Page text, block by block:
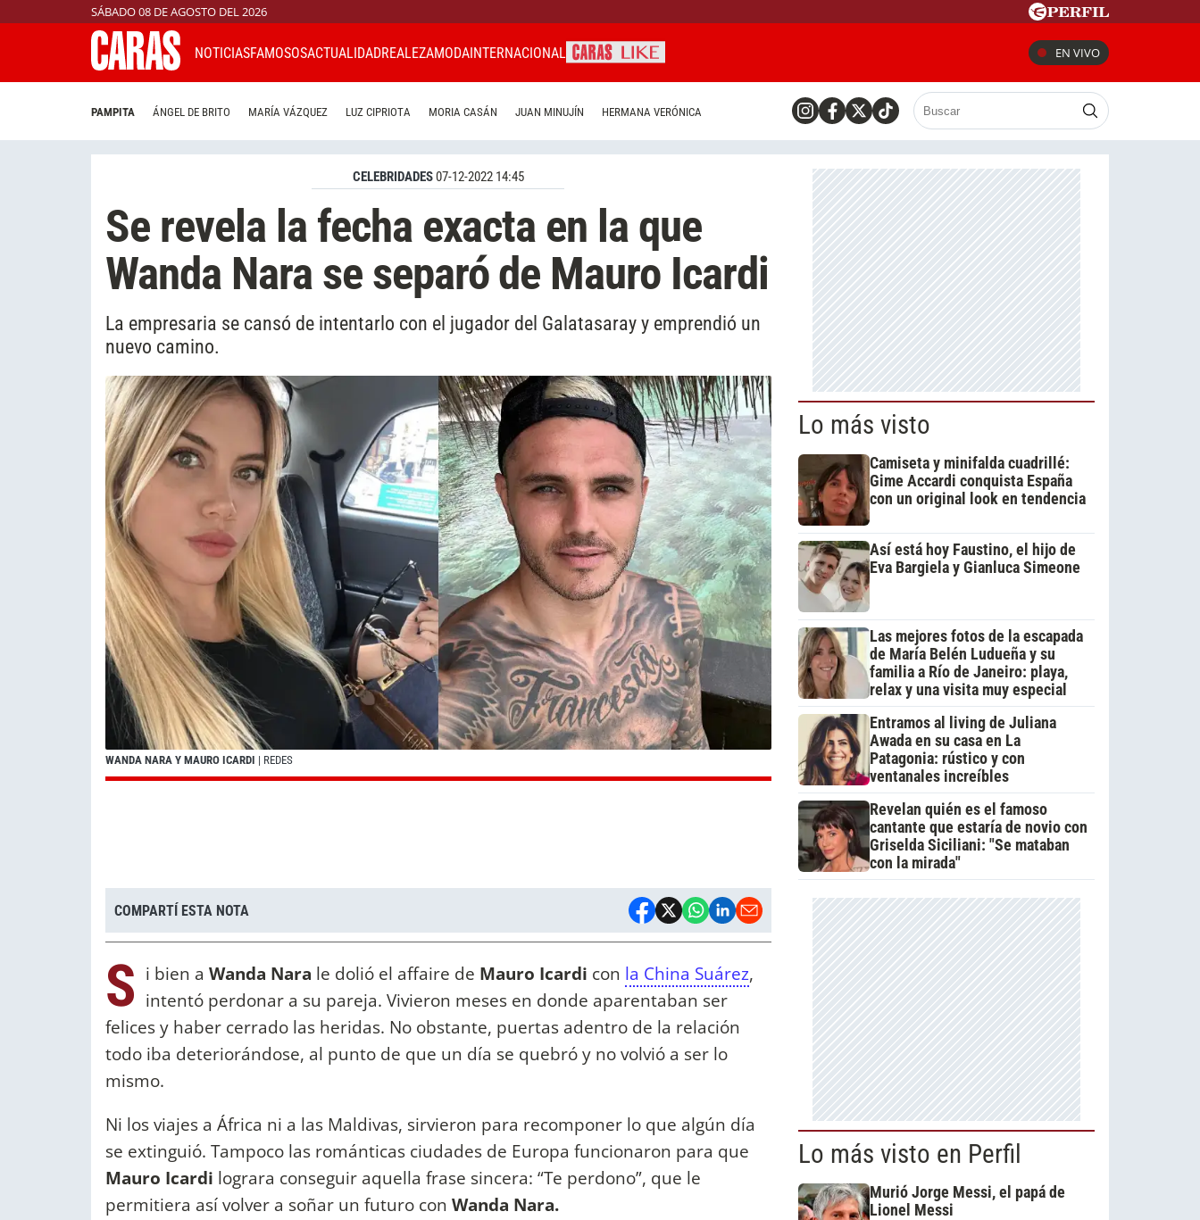
SÁBADO 08 DE AGOSTO DEL 2026
NOTICIASFAMOSOSACTUALIDADREALEZAMODAINTERNACIONAL EN VIVO
PAMPITA ÁNGEL DE BRITO MARÍA VÁZQUEZ LUZ CIPRIOTA MORIA CASÁN JUAN MINUJÍN HERMANA VERÓNICA
CELEBRIDADES07-12-2022 14:45
Se revela la fecha exacta en la que
Wanda Nara se separó de Mauro Icardi
La empresaria se cansó de intentarlo con el jugador del Galatasaray y emprendió un
nuevo camino.
WANDA NARA Y MAURO ICARDI | REDES
COMPARTÍ ESTA NOTA
S i bien a Wanda Nara le dolió el affaire de Mauro Icardi con la China Suárez,
intentó perdonar a su pareja. Vivieron meses en donde aparentaban ser
felices y haber cerrado las heridas. No obstante, puertas adentro de la relación
todo iba deteriorándose, al punto de que un día se quebró y no volvió a ser lo
mismo.
Ni los viajes a África ni a las Maldivas, sirvieron para recomponer lo que algún día
se extinguió. Tampoco las románticas ciudades de Europa funcionaron para que
Mauro Icardi lograra conseguir aquella frase sincera: “Te perdono”, que le
permitiera así volver a soñar un futuro con Wanda Nara.
Lo más visto
Camiseta y minifalda cuadrillé:
Gime Accardi conquista España
con un original look en tendencia
Así está hoy Faustino, el hijo de
Eva Bargiela y Gianluca Simeone
Las mejores fotos de la escapada
de María Belén Ludueña y su
familia a Río de Janeiro: playa,
relax y una visita muy especial
Entramos al living de Juliana
Awada en su casa en La
Patagonia: rústico y con
ventanales increíbles
Revelan quién es el famoso
cantante que estaría de novio con
Griselda Siciliani: "Se mataban
con la mirada"
Lo más visto en Perfil
Murió Jorge Messi, el papá de
Lionel Messi